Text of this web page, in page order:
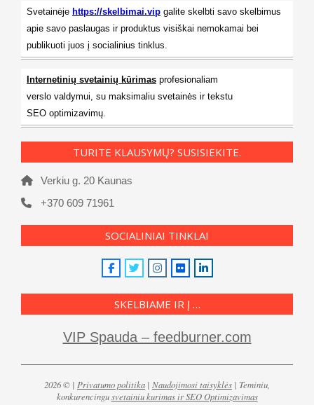
Svetainėje https://skelbimai.vip galite skelbti savo skelbimus
apie savo paslaugas ir produktus visiškai nemokamai bei
publikuoti juos į socialinius tinklus.
Internetinių svetainių kūrimas profesionaliam
verslo valdymui, su maksimaliu svetainės ir tekstu
SEO optimizavimų.
TURITE KLAUSYMŲ? SUSISIEKITE.
Verkiu g. 20 Kaunas
+370 609 71961
SOCIALINIAI TINKLAI
SKELBIAME IR Į …
VIP Spauda – feedburner.com
2026 © | Privatumo politika | Naudojimosi taisyklės | Teminiu,
konkurencingusvetainiu kurimas ir SEO Optimizavimas